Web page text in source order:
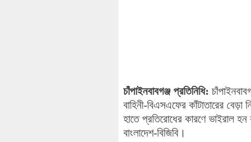
চাঁপাইনবাবগঞ্জ প্রতিনিধি:
বাহিনী-বিএসএফের কাঁটাতারের
হাতে প্রতিরোধের কারণে ভাইরাল
বাংলাদেশ-বিজিবি।